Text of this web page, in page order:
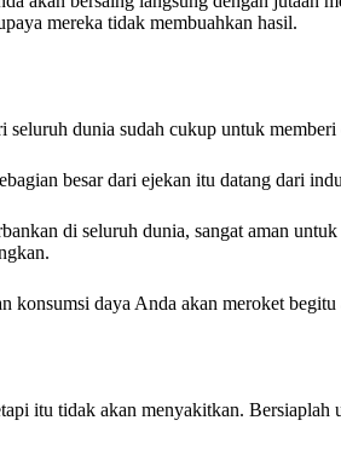
mereka tidak membuahkan hasil.
dunia sudah cukup untuk memberi
besar dari ejekan itu datang dari
di seluruh dunia, sangat aman
daya Anda akan meroket begitu
itu tidak akan menyakitkan. Bersiaplah